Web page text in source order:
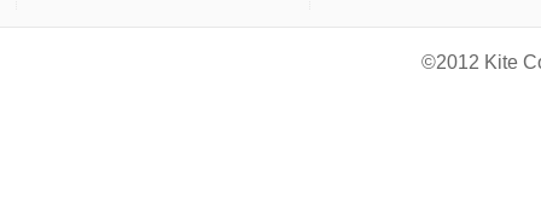
©2012 Kite